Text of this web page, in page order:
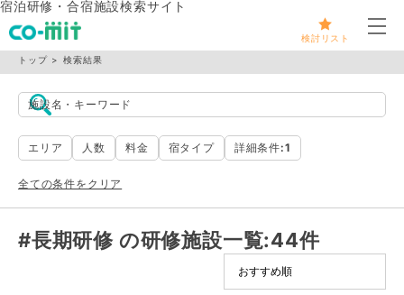
宿泊研修・合宿施設検索サイト
検討リスト
メ
トップ 検索結果
施設名・キーワード
エリア 人数 料金 宿タイプ 詳細条件:1
全ての条件をクリア
#長期研修 の研修施設一覧:44件